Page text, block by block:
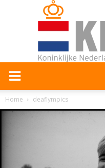
Home deaflympics